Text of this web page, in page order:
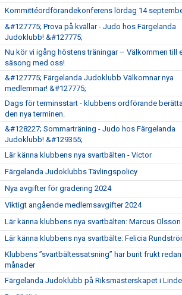
Kommittéordförandekonferens lördag 14
&#127775; Prova på kvällar - Judo hos Färgelanda
Judoklubb! &#127775;
Nu kör vi igång höstens träningar – Välkommen till
säsong med oss!
&#127775; Färgelanda Judoklubb Välkomnar nya
medlemmar! &#127775;
Dags för terminsstart - klubbens ordförande
den nya terminen.
&#128227; Sommarträning - Judo hos Färgelanda
Judoklubb! &#129355;
Lär känna klubbens nya svartbälten - Victor
Färgelanda Judoklubbs Tävlingspolicy
Nya avgifter för gradering 2024
Viktigt angående medlemsavgifter 2024
Lär känna klubbens nya svartbälten: Marcus Olsson
Lär känna klubbens nya svartbälte: Felicia
Klubbens ”svartbältessatsning” har burit frukt
månader
Färgelanda Judoklubb på Riksmästerskapet i